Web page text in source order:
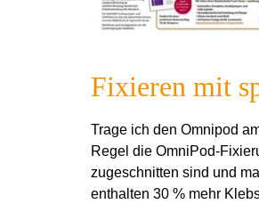
Fixieren mit
Trage ich den Omnipod
Regel die OmniPod-
zugeschnitten sind und
enthalten 30 % mehr